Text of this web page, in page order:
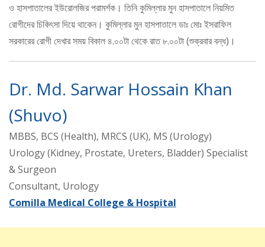
ও হাসপাতালের ইউরোলজির পরামর্শক। তিনি কুমিল্লার মুন হাসপাতালে নিয়মিত
রোগীদের চিকিৎসা দিয়ে থাকেন। কুমিল্লার মুন হাসপাতালে ডাঃ মোঃ ইসরাফিল
সরকারের রোগী দেখার সময় বিকাল ৪.০০টা থেকে রাত ৮.০০টা (শুক্রবার বন্ধ)।
Dr. Md. Sarwar Hossain Khan
(Shuvo)
MBBS, BCS (Health), MRCS (UK), MS (Urology)
Urology (Kidney, Prostate, Ureters, Bladder) Specialist
& Surgeon
Consultant, Urology
Comilla Medical College & Hospital